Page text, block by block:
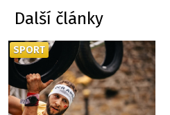
Další články
SPORT